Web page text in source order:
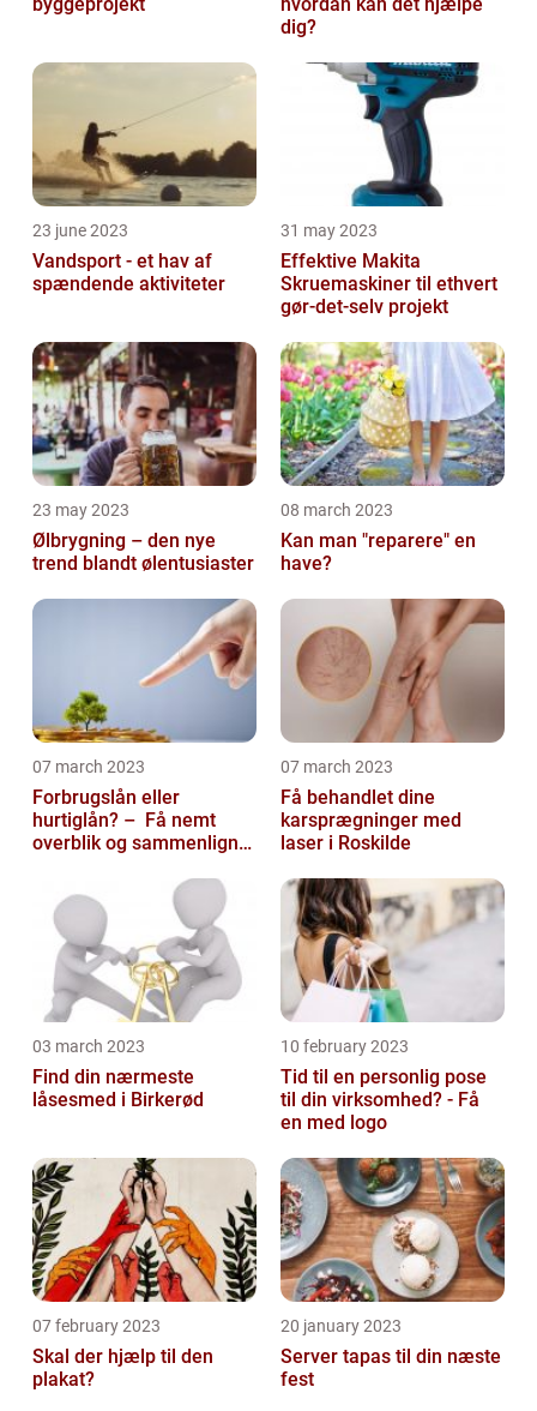
byggeprojekt
hvordan kan det hjælpe
dig?
23 june 2023
Vandsport - et hav af
spændende aktiviteter
31 may 2023
Effektive Makita
Skruemaskiner til ethvert
gør-det-selv projekt
23 may 2023
Ølbrygning – den nye
trend blandt ølentusiaster
08 march 2023
Kan man "reparere" en
have?
07 march 2023
Forbrugslån eller
hurtiglån? – Få nemt
overblik og sammenlign
07 march 2023
Få behandlet dine
karsprægninger med
laser i Roskilde
03 march 2023
Find din nærmeste
låsesmed i Birkerød
10 february 2023
Tid til en personlig pose
til din virksomhed? - Få
en med logo
07 february 2023
Skal der hjælp til den
plakat?
20 january 2023
Server tapas til din næste
fest